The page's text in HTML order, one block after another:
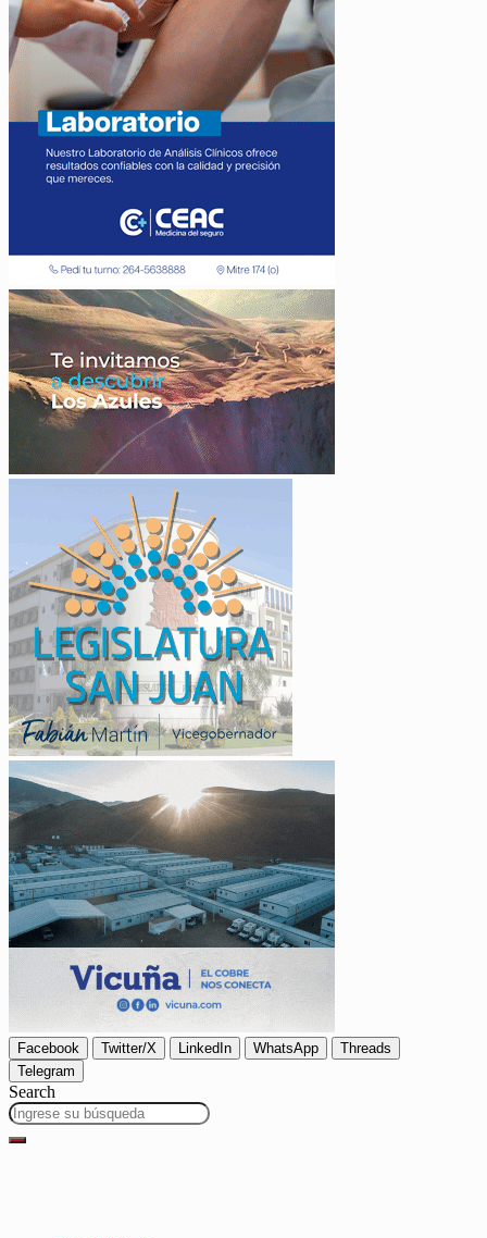
Facebook Twitter/X LinkedIn WhatsApp
Threads
Telegram
Search